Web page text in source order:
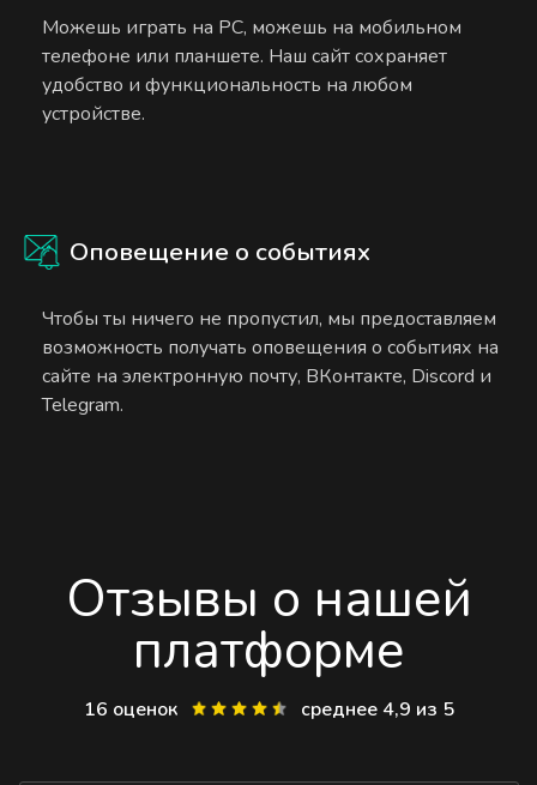
Можешь играть на PC, можешь на мобильном
телефоне или планшете. Наш сайт сохраняет
удобство и функциональность на любом
устройстве.
Оповещение о событиях
Чтобы ты ничего не пропустил, мы предоставляем
возможность получать оповещения о событиях на
сайте на электронную почту, ВКонтакте, Discord и
Telegram.
Отзывы о нашей
платформе
16 оценок среднее 4,9 из 5